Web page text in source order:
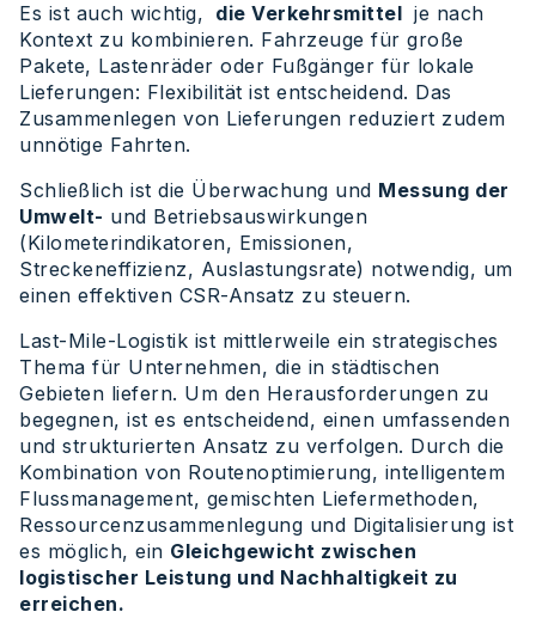
Es ist auch wichtig, die Verkehrsmittel je nach
Kontext zu kombinieren. Fahrzeuge für große
Pakete, Lastenräder oder Fußgänger für lokale
Lieferungen: Flexibilität ist entscheidend. Das
Zusammenlegen von Lieferungen reduziert zudem
unnötige Fahrten.
Schließlich ist die Überwachung und Messung der
Umwelt- und Betriebsauswirkungen
(Kilometerindikatoren, Emissionen,
Streckeneffizienz, Auslastungsrate) notwendig, um
einen effektiven CSR-Ansatz zu steuern.
Last-Mile-Logistik ist mittlerweile ein strategisches
Thema für Unternehmen, die in städtischen
Gebieten liefern. Um den Herausforderungen zu
begegnen, ist es entscheidend, einen umfassenden
und strukturierten Ansatz zu verfolgen. Durch die
Kombination von Routenoptimierung, intelligentem
Flussmanagement, gemischten Liefermethoden,
Ressourcenzusammenlegung und Digitalisierung ist
es möglich, ein Gleichgewicht zwischen
logistischer Leistung und Nachhaltigkeit zu
erreichen.